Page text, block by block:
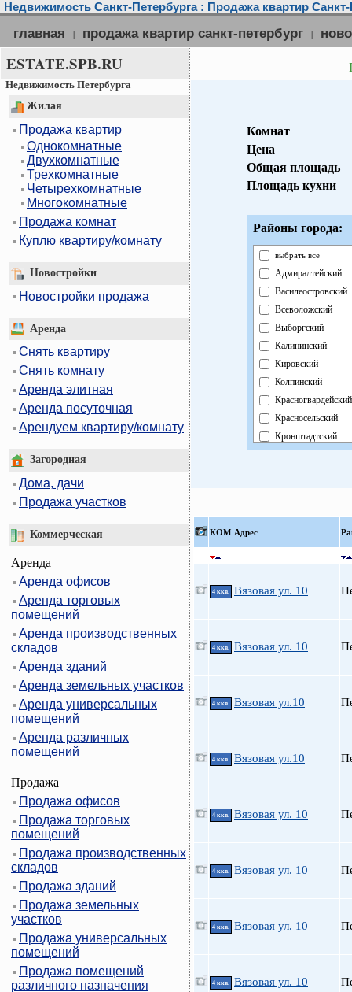
Недвижимость Санкт-Петербурга : Продажа квартир Санкт-
главная | продажа квартир санкт-петербург |
ESTATE.SPB.RU
Недвижимость Петербурга
Жилая
Продажа квартир
Однокомнатные
Двухкомнатные
Трехкомнатные
Четырехкомнатные
Многокомнатные
Продажа комнат
Куплю квартиру/комнату
Новостройки
Новостройки продажа
Аренда
Снять квартиру
Снять комнату
Аренда элитная
Аренда посуточная
Арендуем квартиру/комнату
Загородная
Дома, дачи
Продажа участков
Коммерческая
Аренда
Аренда офисов
Аренда торговых
помещений
Аренда производственных
складов
Аренда зданий
Аренда земельных участков
Аренда универсальных
помещений
Аренда различных
помещений
Продажа
Продажа офисов
Продажа торговых
помещений
Продажа производственных
складов
Продажа зданий
Продажа земельных
участков
Продажа универсальных
помещений
Продажа помещений
различного назначения
Комнат
Цена
Общая площадь
Площадь кухни
Районы города:
выбрать все
Адмиралтейский
Василеостровский
Всеволожский
Выборгский
Калининский
Кировский
Колпинский
Красногвардейский
Красносельский
Кронштадтский
Петроградский
Пушкинский
КOМ Адрес
4 ккв. Вязовая ул. 10
4 ккв. Вязовая ул. 10
4 ккв. Вязовая ул.10
4 ккв. Вязовая ул.10
4 ккв. Вязовая ул. 10
4 ккв. Вязовая ул. 10
4 ккв. Вязовая ул. 10
4 ккв. Вязовая ул. 10